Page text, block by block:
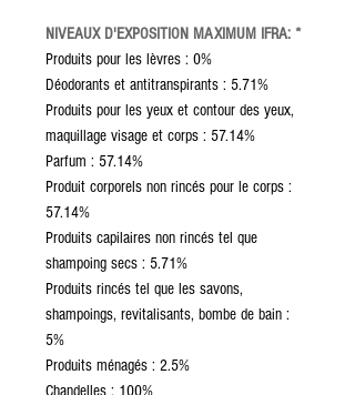
NIVEAUX D'EXPOSITION MAXIMUM IFRA: *
Produits pour les lèvres : 0%
Déodorants et antitranspirants : 5.71%
Produits pour les yeux et contour des yeux,
maquillage visage et corps : 57.14%
Parfum : 57.14%
Produit corporels non rincés pour le corps :
57.14%
Produits capilaires non rincés tel que
shampoing secs : 5.71%
Produits rincés tel que les savons,
shampoings, revitalisants, bombe de bain :
5%
Produits ménagés : 2.5%
Chandelles : 100%